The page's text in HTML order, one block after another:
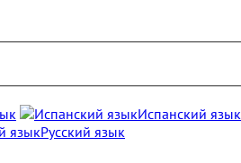
Испанский язык
Русский язык